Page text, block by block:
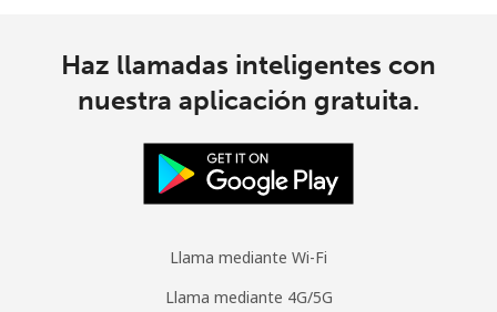
Haz llamadas inteligentes con
nuestra aplicación gratuita.
Llama mediante Wi-Fi
Llama mediante 4G/5G